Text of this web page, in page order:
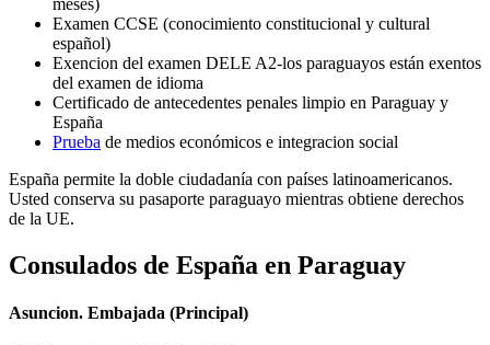
Examen CCSE (conocimiento constitucional y cultural
español)
Exencion del examen DELE A2-los paraguayos están exentos
del examen de idioma
Certificado de antecedentes penales limpio en Paraguay y
España
Prueba de medios económicos e integracion social
España permite la doble ciudadanía con países latinoamericanos.
Usted conserva su pasaporte paraguayo mientras obtiene derechos
de la UE.
Consulados de España en Paraguay
Asuncion. Embajada (Principal)